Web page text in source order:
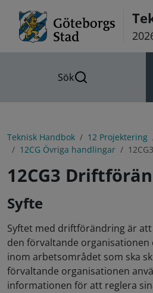
Sök
Teknisk Handbok 12 Projektering
12CG Övriga handlingar
12CG3
Syfte
Syftet med driftförändring är
den förvaltande organisationen
inom arbetsområdet som ska
förvaltande organisationen
informationen för att reglera